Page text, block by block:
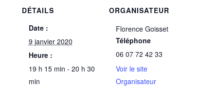
DÉTAILS
Date :
9 janvier 2020
Heure :
19 h 15 min - 20 h 30
min
ORGANISATEUR
Florence Goisset
Téléphone
06 07 72 42 33
Voir le site
Organisateur